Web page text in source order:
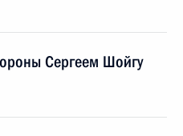
Сергеем Шойгу